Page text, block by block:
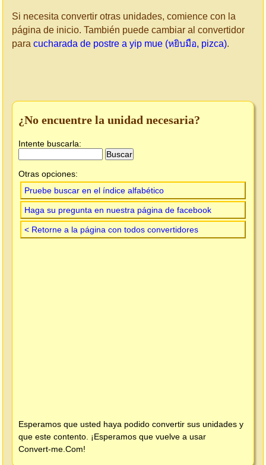
Si necesita convertir otras unidades, comience con la
página de inicio. También puede cambiar al convertidor
para cucharada de postre a yip mue (หยิบมือ, pizca).
¿No encuentre la unidad necesaria?
Intente buscarla:
Otras opciones:
Pruebe buscar en el índice alfabético
Haga su pregunta en nuestra página de facebook
< Retorne a la página con todos convertidores
Esperamos que usted haya podido convertir sus unidades y
que este contento. ¡Esperamos que vuelve a usar
Convert-me.Com!